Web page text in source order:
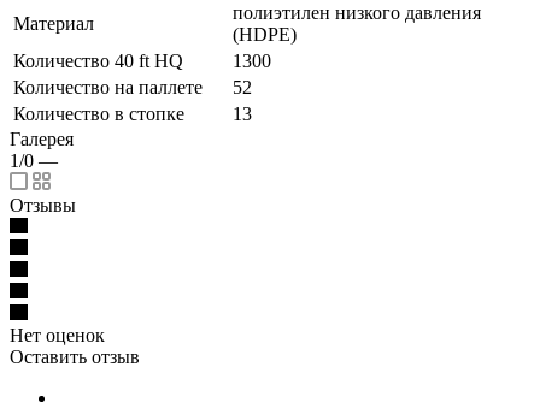
Материал
полиэтилен низкого давления
(HDPE)
Количество 40 ft HQ
1300
Количество на паллете
52
Количество в стопке
13
Галерея
1/0 —
Отзывы
Нет оценок
Оставить отзыв